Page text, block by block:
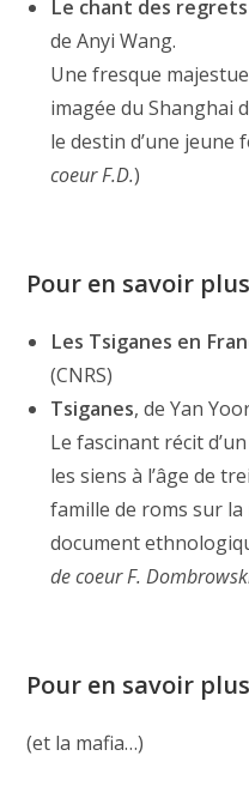
Le chant des
de Anyi Wang.
Une fresque
imagée du Shanghai
le destin d’une jeune
coeur F.D.)
Pour en savoir
Les Tsiganes en
(CNRS)
Tsiganes, de Yan
Le fascinant récit
les siens à l’âge de
famille de roms sur
document
de coeur F.
Pour en savoir
(et la mafia…)